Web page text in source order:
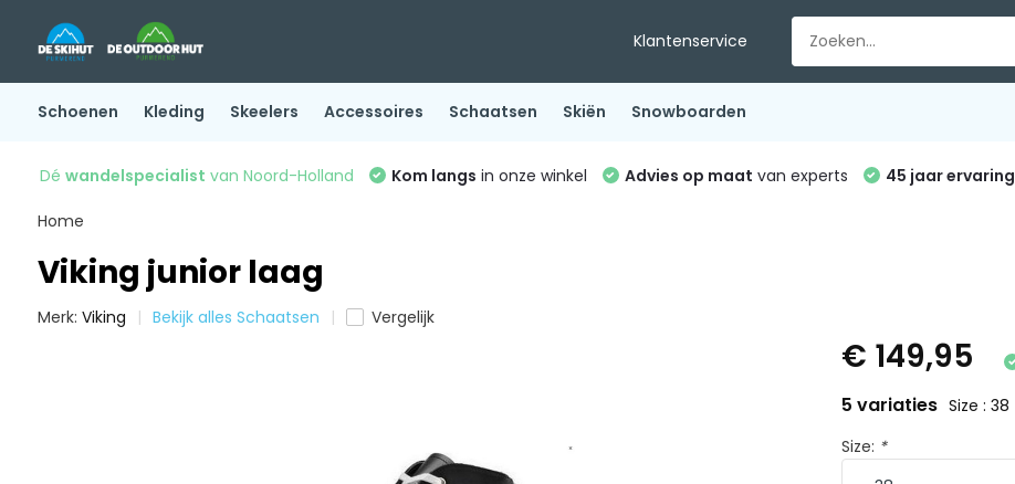
Klantenservice
Schoenen Kleding Skeelers Accessoires Schaatsen Skiën Snowboarden
Dé wandelspecialist van Noord-Holland Kom langs in onze winkel Advies op maat van experts 45 jaar ervaring
Home
Viking junior laag
Merk: Viking Bekijk alles Schaatsen Vergelijk
€ 149,95
5 variaties Size : 38
Size: *